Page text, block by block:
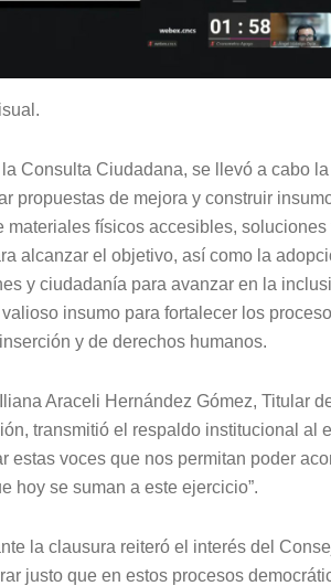
Consulta Ciudadana, se llevó a cabo
propuestas de mejora y construir
materiales físicos accesibles,
alcanzar el objetivo, así como la
y ciudadanía para avanzar en la
insumo para fortalecer los
y de derechos humanos.
Araceli Hernández Gómez, Titular
transmitió el respaldo institucional al
estas voces que nos permitan poder
hoy se suman a este ejercicio”.
la clausura reiteró el interés del
justo que en estos procesos